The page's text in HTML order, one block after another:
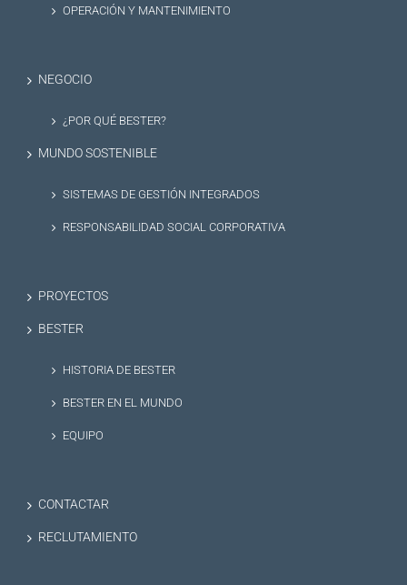
OPERACIÓN Y MANTENIMIENTO
NEGOCIO
¿POR QUÉ BESTER?
MUNDO SOSTENIBLE
SISTEMAS DE GESTIÓN INTEGRADOS
RESPONSABILIDAD SOCIAL CORPORATIVA
PROYECTOS
BESTER
HISTORIA DE BESTER
BESTER EN EL MUNDO
EQUIPO
CONTACTAR
RECLUTAMIENTO